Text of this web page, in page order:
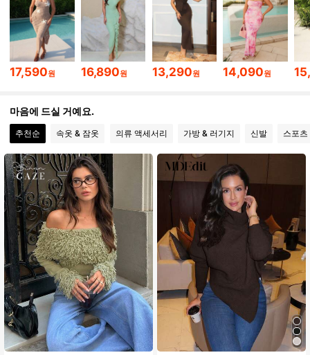
4.84 16K 팔로워
4.84 16K 팔로워
4.84 16K 팔로워
4.84 16K 팔로워
4.84 16K 팔로워
17,590원 16,890원 13,290원 14,090원
마음에 드실 거예요.
추천순 속옷 & 잠옷 의류 액세서리 가방 & 러기지 신발 스포